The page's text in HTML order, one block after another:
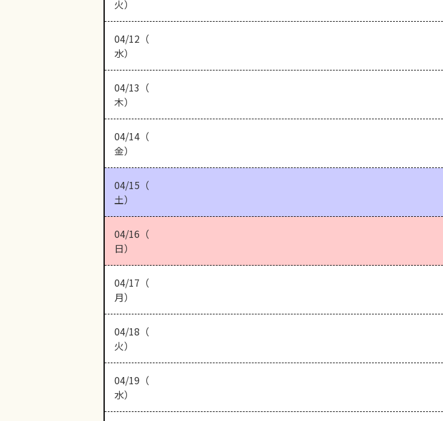
火）
04/12（
水）
04/13（
木）
04/14（
金）
04/15（
土）
04/16（
日）
04/17（
月）
04/18（
火）
04/19（
水）